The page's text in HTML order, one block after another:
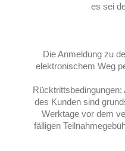
es sei
Die Anmeldung zu
elektronischem Weg
des Kunden sind
Werktage vor dem
fälligen